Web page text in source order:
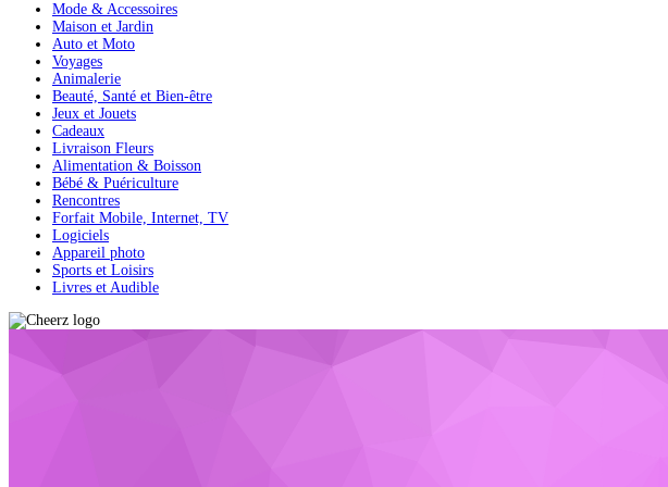
Mode & Accessoires
Maison et Jardin
Auto et Moto
Voyages
Animalerie
Beauté, Santé et Bien-être
Jeux et Jouets
Cadeaux
Livraison Fleurs
Alimentation & Boisson
Bébé & Puériculture
Rencontres
Forfait Mobile, Internet, TV
Logiciels
Appareil photo
Sports et Loisirs
Livres et Audible